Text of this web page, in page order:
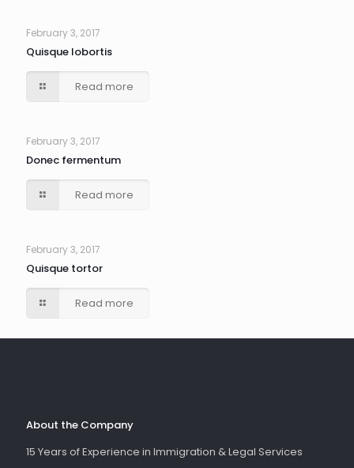
February 3, 2017
Quisque lobortis
Read more
February 3, 2017
Donec fermentum
Read more
February 3, 2017
Quisque tortor
Read more
About the Company
15 Years of Experience in Immigration & Legal Services